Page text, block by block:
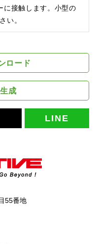
に接触します。小型の
い。
ロード
成
LINE
55番地